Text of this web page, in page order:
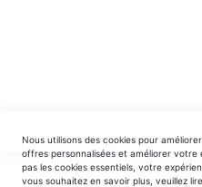
Horaires SAV :
du Lundi au Jeudi : 9h30 -
Nous utilisons des cookies pour
offres personnalisées et améliorer votre
pas les cookies essentiels, votre
vous souhaitez en savoir plus, veuillez